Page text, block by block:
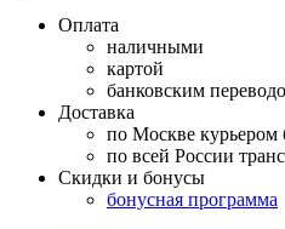
Оплата
наличными
картой
банковским
Доставка
по Москве курьером
по всей России
Скидки и бонусы
бонусная программа